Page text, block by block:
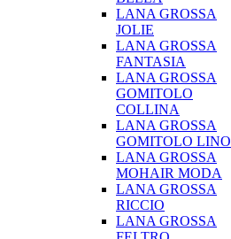
LANA GROSSA
JOLIE
LANA GROSSA
FANTASIA
LANA GROSSA
GOMITOLO
COLLINA
LANA GROSSA
GOMITOLO LINO
LANA GROSSA
MOHAIR MODA
LANA GROSSA
RICCIO
LANA GROSSA